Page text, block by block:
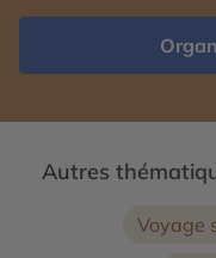
Autres
Voyage